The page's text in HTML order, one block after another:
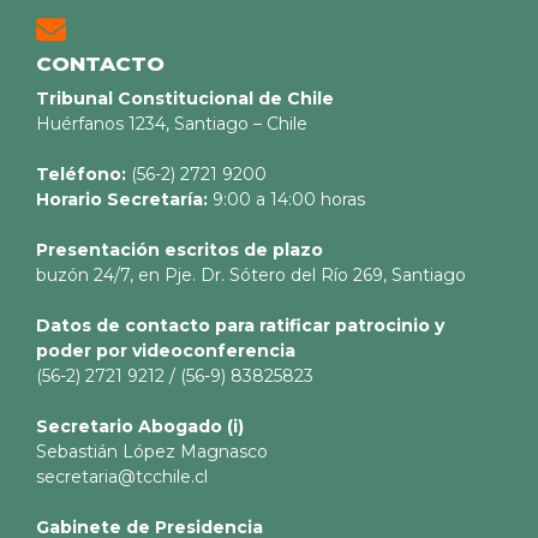
CONTACTO
Tribunal Constitucional de Chile
Huérfanos 1234, Santiago – Chile
Teléfono: (56-2) 2721 9200
Horario Secretaría: 9:00 a 14:00 horas
Presentación escritos de plazo
buzón 24/7, en Pje. Dr. Sótero del Río 269, Santiago
Datos de contacto para ratificar patrocinio y
poder por videoconferencia
(56-2) 2721 9212 / (56-9) 83825823
Secretario Abogado (i)
Sebastián López Magnasco
secretaria@tcchile.cl
Gabinete de Presidencia